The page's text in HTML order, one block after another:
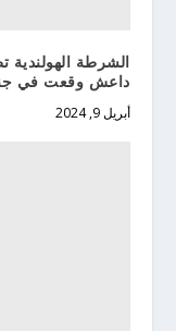
الشرطة
داعش وقعت في
أبريل 9, 2024